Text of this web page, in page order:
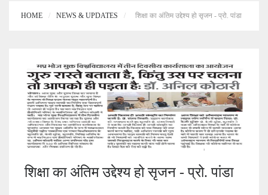
HOME NEWS & UPDATES शिक्षा का अंतिम उद्देश्य हो सृजन - प्रो. पांडा
शिक्षा का अंतिम उद्देश्य हो सृजन - प्रो. पांडा